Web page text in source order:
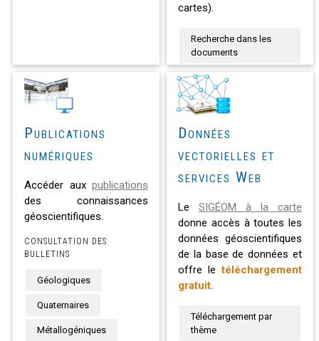
cartes).
Recherche dans les
documents
Publications
numériques
Accéder aux publications
des connaissances
géoscientifiques.
CONSULTATION DES
BULLETINS
Géologiques
Quaternaires
Métallogéniques
Données
vectorielles et
services Web
Le SIGÉOM à la carte
donne accès à toutes les
données géoscientifiques
de la base de données et
offre letéléchargement
gratuit.
Téléchargement par
thème